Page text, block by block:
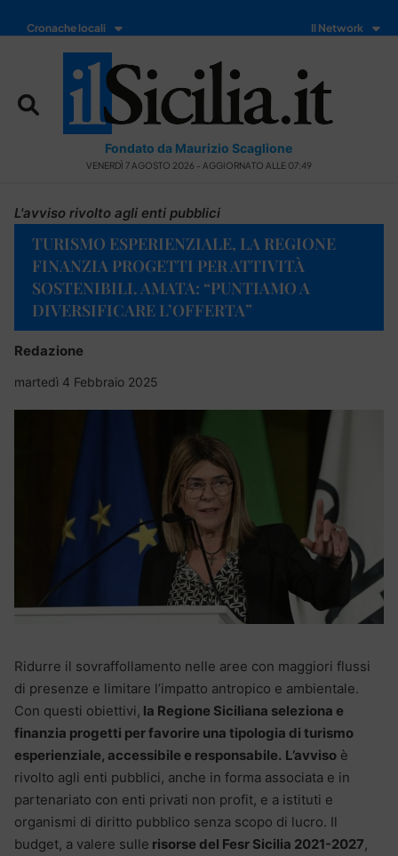
Cronache locali Il Network
Fondato da Maurizio Scaglione
VENERDÌ 7 AGOSTO 2026 - AGGIORNATO ALLE 07:49
L'avviso rivolto agli enti pubblici
TURISMO ESPERIENZIALE, LA REGIONE
FINANZIA PROGETTI PER ATTIVITÀ
SOSTENIBILI. AMATA: “PUNTIAMO A
DIVERSIFICARE L’OFFERTA”
Redazione
martedì 4 Febbraio 2025
Ridurre il sovraffollamento nelle aree con maggiori flussi
di presenze e limitare l’impatto antropico e ambientale.
Con questi obiettivi, la Regione Siciliana seleziona e
finanzia progetti per favorire una tipologia di turismo
esperienziale, accessibile e responsabile. L’avviso è
rivolto agli enti pubblici, anche in forma associata e in
partenariato con enti privati non profit, e a istituti e
organismi di diritto pubblico senza scopo di lucro. Il
budget, a valere sulle risorse del Fesr Sicilia 2021-2027,